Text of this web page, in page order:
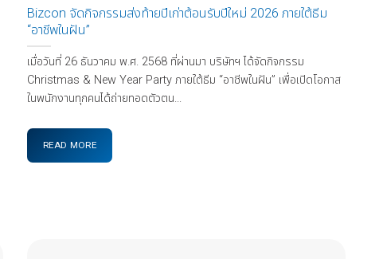
Bizcon จัดกิจกรรมส่งท้ายปีเก่าต้อนรับปีใหม่ 2026 ภายใต้ธีม
“อาชีพในฝัน”
เมื่อวันที่ 26 ธันวาคม พ.ศ. 2568 ที่ผ่านมา บริษัทฯ ได้จัดกิจกรรม
Christmas & New Year Party ภายใต้ธีม “อาชีพในฝัน” เพื่อเปิดโอกาส
ในพนักงานทุกคนได้ถ่ายทอดตัวตน...
READ MORE